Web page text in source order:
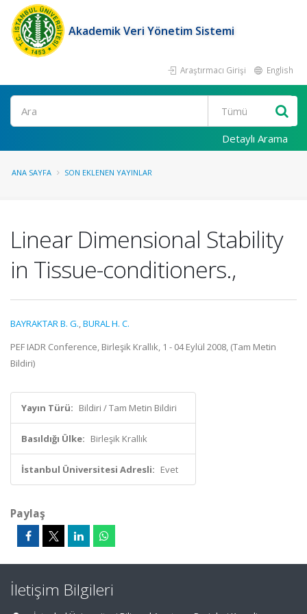
Akademik Veri Yönetim Sistemi
Araştırmacı Girişi English
Ara
Detaylı Arama
ANA SAYFA SON EKLENEN YAYINLAR
Linear Dimensional Stability
in Tissue-conditioners.,
BAYRAKTAR B. G.,BURAL H. C.
PEF IADR Conference, Birleşik Krallık, 1 - 04 Eylül 2008, (Tam Metin
Bildiri)
Yayın Türü: Bildiri / Tam Metin Bildiri
Basıldığı Ülke: Birleşik Krallık
İstanbul Üniversitesi Adresli: Evet
Paylaş
İletişim Bilgileri